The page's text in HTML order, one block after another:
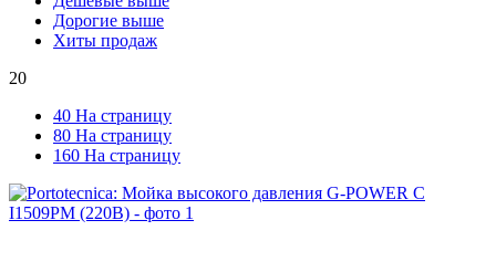
Дорогие выше
Хиты продаж
20
40 На страницу
80 На страницу
160 На страницу